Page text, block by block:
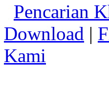
Pencarian
Download |
Kami